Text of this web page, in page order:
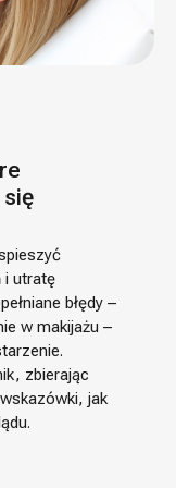
i utratę
błędy –
w makijażu –
zbierając
jak